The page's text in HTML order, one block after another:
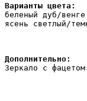
Варианты цвета:
беленый дуб/венге
ясень светлый/
Дополнительно:
Зеркало с фацетом